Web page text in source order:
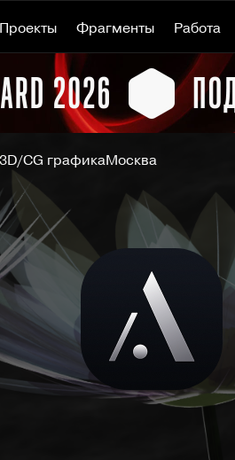
Проекты Фрагменты Работа
CG графикаМосква